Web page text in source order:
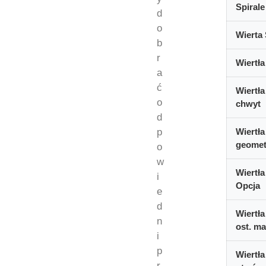
d
o
b
r
a
ć
o
d
p
o
w
i
e
d
n
i
p
Spirale
Wierta
Wiertła
Wiertła
chwyt
Wiertła
Wiertła
Opcja
Wiertła
ost.
Wiertła